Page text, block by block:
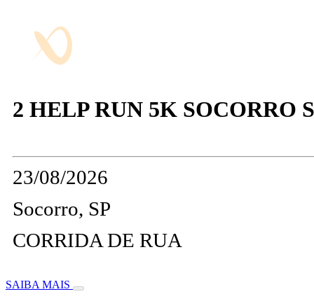
2 HELP RUN 5K SOCORRO
23/08/2026
Socorro, SP
CORRIDA DE RUA
SAIBA MAIS